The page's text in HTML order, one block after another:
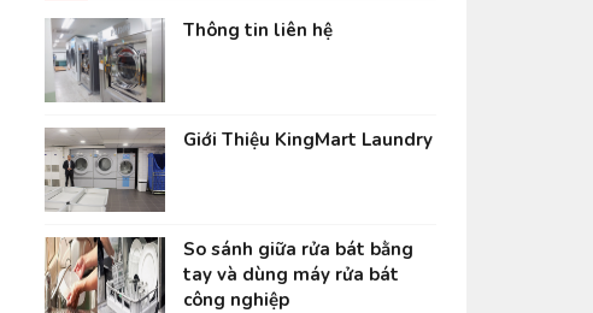
Thông tin liên hệ
Giới Thiệu KingMart Laundry
So sánh giữa rửa bát bằng
tay và dùng máy rửa bát
công nghiệp